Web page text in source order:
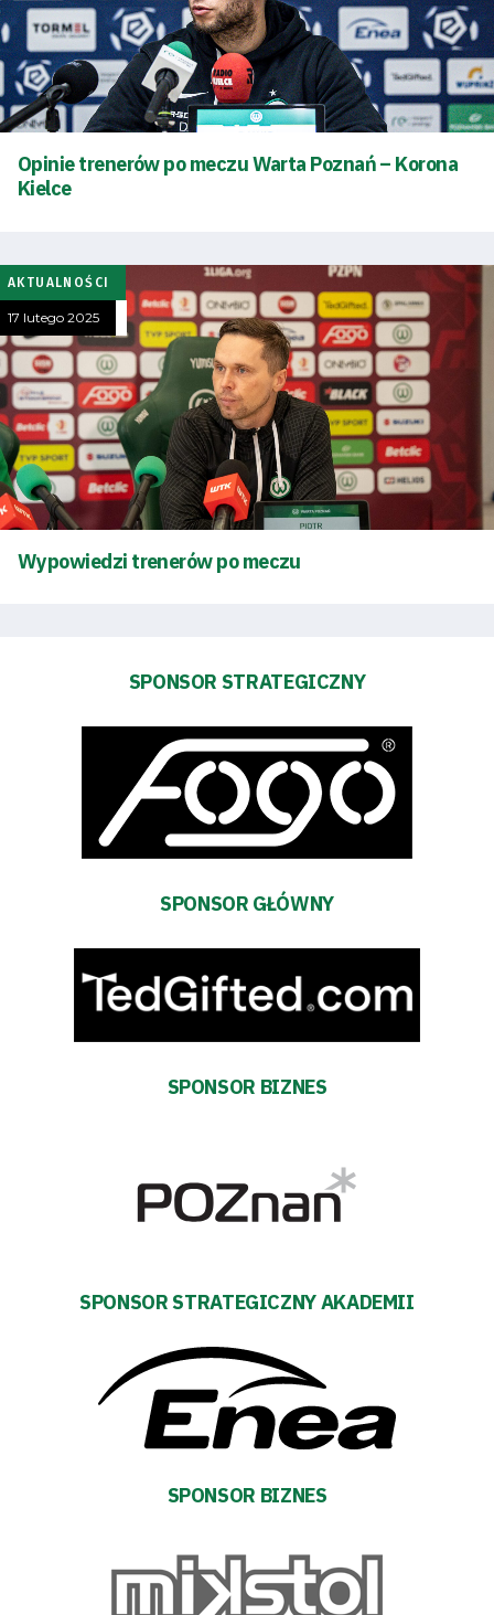
Bilety
Kontakt
Pierwszy
Amp
Futbol
Akademia
Aktualności
Warta
TV
Trybuny
prywatności
Regulaminy
transakcyjnych
Opinie trenerów po meczu Warta Poznań – Korona
Kielce
AKTUALNOŚCI
17 lutego 2025
Wypowiedzi trenerów po meczu
SPONSOR STRATEGICZNY
SPONSOR GŁÓWNY
SPONSOR BIZNES
SPONSOR STRATEGICZNY AKADEMII
SPONSOR BIZNES